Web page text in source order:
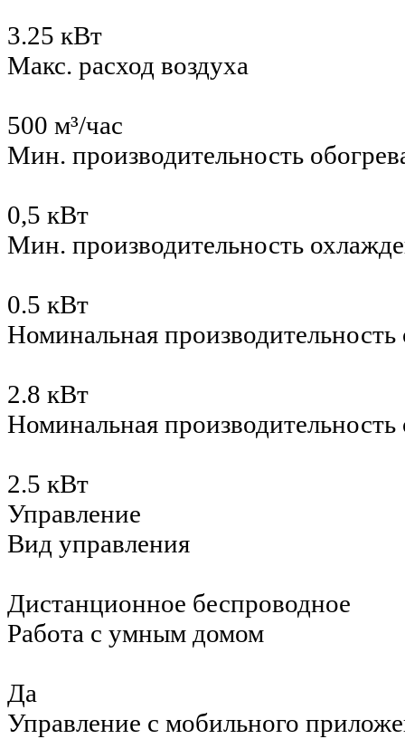
3.25 кВт
Макс. расход воздуха
500 м³/час
Мин. производительность
0,5 кВт
Мин. производительность
0.5 кВт
Номинальная производительность
2.8 кВт
Номинальная
2.5 кВт
Управление
Вид управления
Дистанционное беспроводное
Работа с умным домом
Да
Управление c мобильного